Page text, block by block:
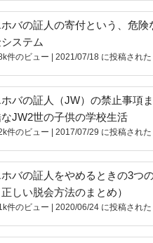
ホバの証人の寄付という、危険
ステム
件のビュー 2021/07/18 に投稿された
ホバの証人（JW）の禁止事項
JW2世の子供の学校生活
件のビュー 2017/07/29 に投稿された
ホバの証人をやめるときの3つ
正しい脱会方法のまとめ）
件のビュー 2020/06/24 に投稿された